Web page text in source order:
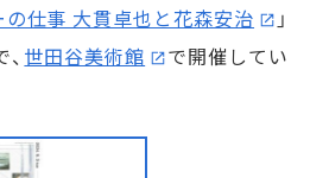
の仕事 大貫卓也と花森安治
」
世田谷美術館
で開催してい